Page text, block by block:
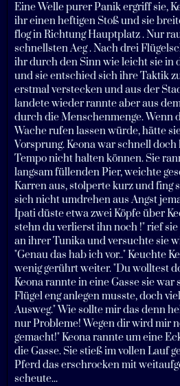
Eine Welle purer Panik ergriff sie,
ihr einen heftigen Stoß und sie
flog in Richtung Hauptplatz . Nur
schnellsten Aeg . Nach drei
ihr durch den Sinn wie leicht sie in
und sie entschied sich ihre Taktik
erstmal verstecken und aus der
landete wieder rannte aber aus
durch die Menschenmenge. Wenn
Wache rufen lassen würde, hätte
Vorsprung. Keona war schnell doch
Tempo nicht halten können. Sie
langsam füllenden Pier, weichte
Karren aus, stolperte kurz und fing
sich nicht umdrehen aus Angst
Ipati düste etwa zwei Köpfe über
stehn du verlierst ihn noch !" rief
an ihrer Tunika und versuchte sie
"Genau das hab ich vor.." Keuchte
wenig gerührt weiter. "Du wolltest
Keona rannte in eine Gasse sie war
Flügel eng anlegen musste, doch
Ausweg." Wie sollte mir das denn
nur Probleme! Wegen dir wird mir
gemacht!" Keona rannte um eine
die Gasse. Sie stieß im vollen Lauf
Pferd das erschrocken mit
scheute...